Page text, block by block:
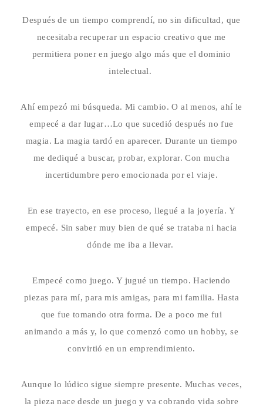
Después de un tiempo comprendí, no sin dificultad, que
necesitaba recuperar un espacio creativo que me
permitiera poner en juego algo más que el dominio
intelectual.
Ahí empezó mi búsqueda. Mi cambio. O al menos, ahí le
empecé a dar lugar…Lo que sucedió después no fue
magia. La magia tardó en aparecer. Durante un tiempo
me dediqué a buscar, probar, explorar. Con mucha
incertidumbre pero emocionada por el viaje.
En ese trayecto, en ese proceso, llegué a la joyería. Y
empecé. Sin saber muy bien de qué se trataba ni hacia
dónde me iba a llevar.
Empecé como juego. Y jugué un tiempo. Haciendo
piezas para mí, para mis amigas, para mi familia. Hasta
que fue tomando otra forma. De a poco me fui
animando a más y, lo que comenzó como un hobby, se
convirtió en un emprendimiento.
Aunque lo lúdico sigue siempre presente. Muchas veces,
la pieza nace desde un juego y va cobrando vida sobre